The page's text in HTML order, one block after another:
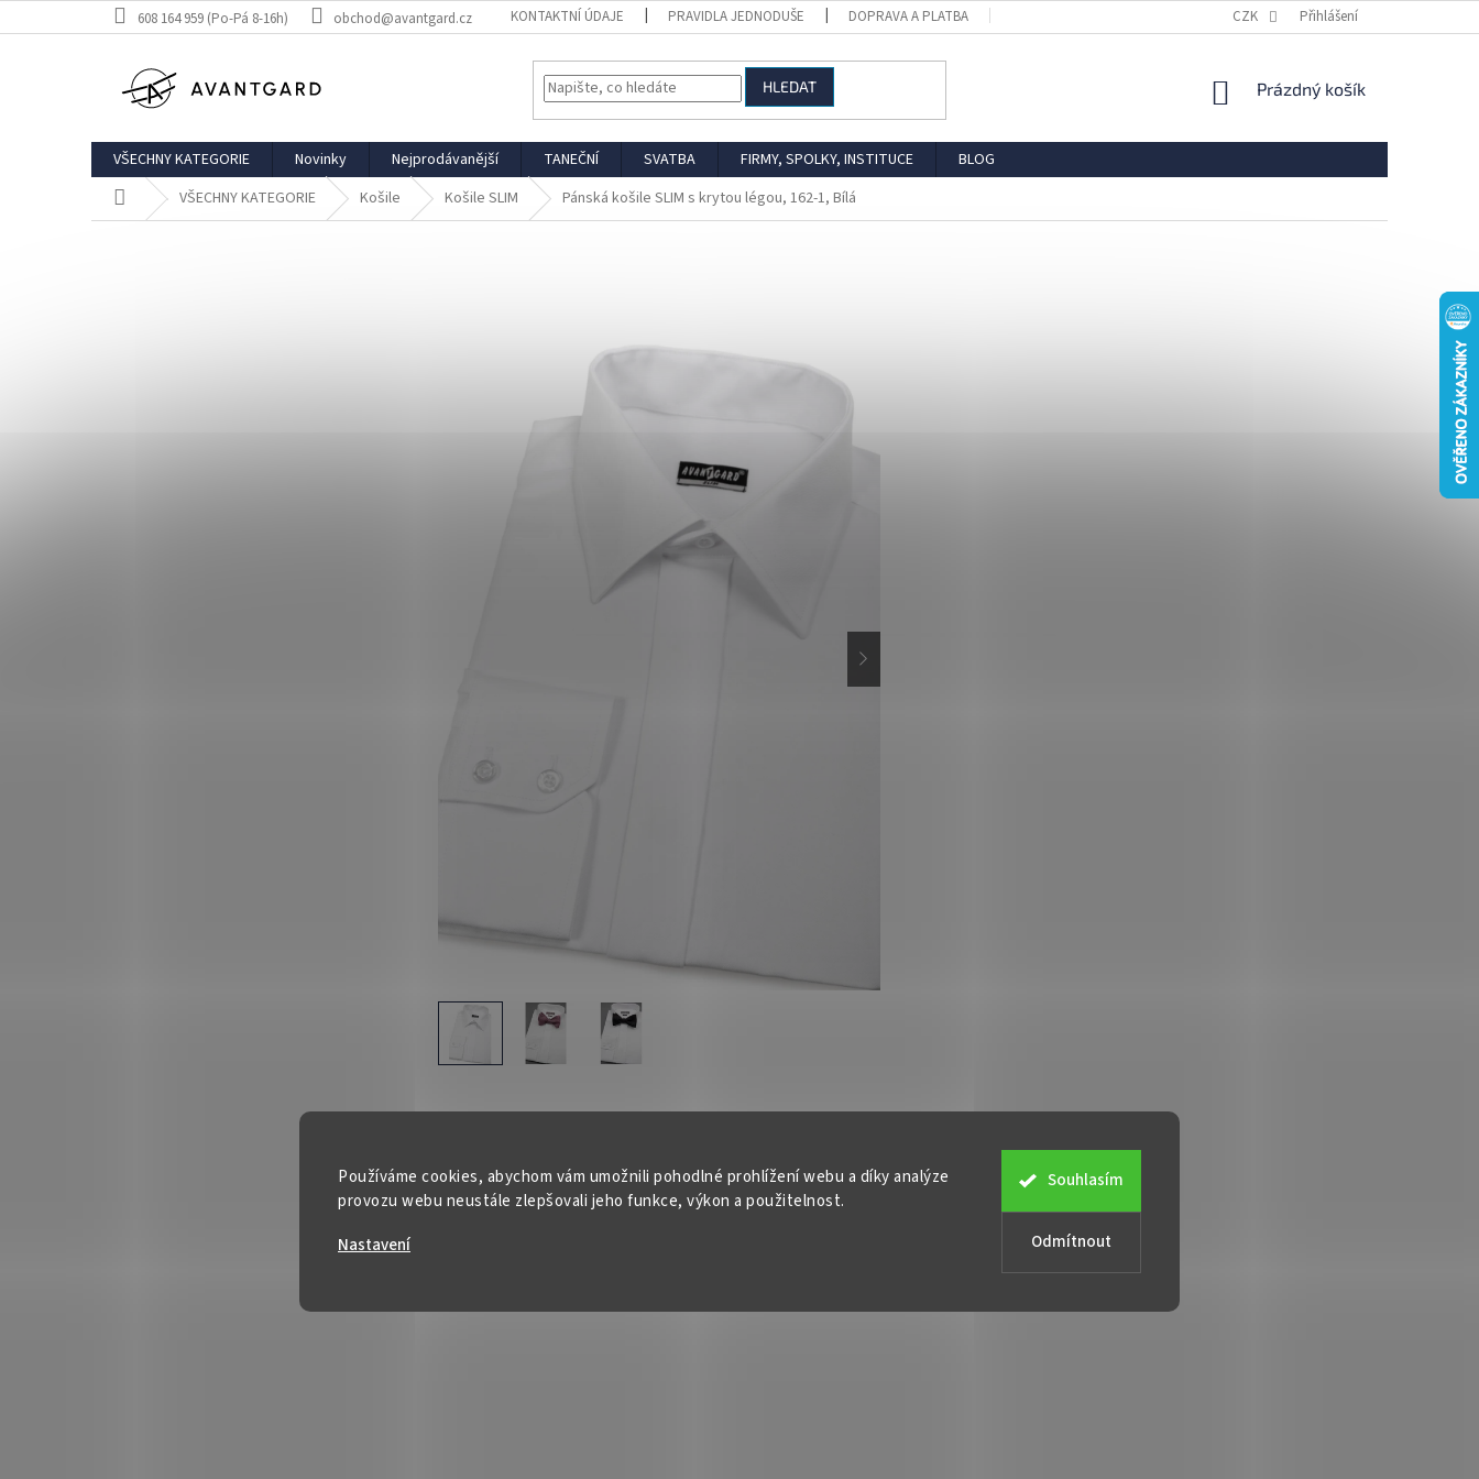
Používáme cookies, abychom vám umožnili pohodlné prohlížení webu a díky analýze
provozu webu neustále zlepšovali jeho funkce, výkon a použitelnost.
Nastavení
Odmítnout
Souhlasím
na
608 164 959 (Po-Pá 8-16h) obchod@avantgard.cz KONTAKTNÍ ÚDAJE PRAVIDLA JEDNODUŠE DOPRAVA A PLATBA REKLAMACE VRÁCENÍ ZBOŽÍ
CZK Přihlášení
HLEDAT
NÁKUPNÍ
Prázdný košík
VŠECHNY KATEGORIE Novinky Nejprodávanější TANEČNÍ SVATBA FIRMY, SPOLKY, INSTITUCE
BLOG
Domů VŠECHNY KATEGORIE Košile Košile SLIM Pánská košile SLIM s krytou légou, 162-1, Bílá